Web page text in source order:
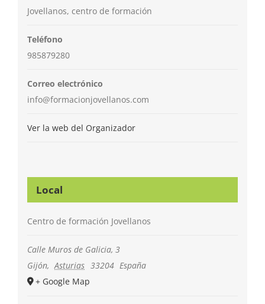
Jovellanos, centro de formación
Teléfono
985879280
Correo electrónico
info@formacionjovellanos.com
Ver la web del Organizador
Local
Centro de formación Jovellanos
Calle Muros de Galicia, 3
Gijón, Asturias 33204 España
+ Google Map